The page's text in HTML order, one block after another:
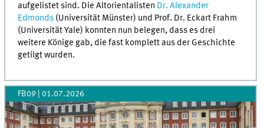
aufgelistet sind. Die Altorientalisten Dr. Alexander
Edmonds (Universität Münster) und Prof. Dr. Eckart Frahm
(Universität Yale) konnten nun belegen, dass es drei
weitere Könige gab, die fast komplett aus der Geschichte
getilgt wurden.
FB09 |01.07.2026